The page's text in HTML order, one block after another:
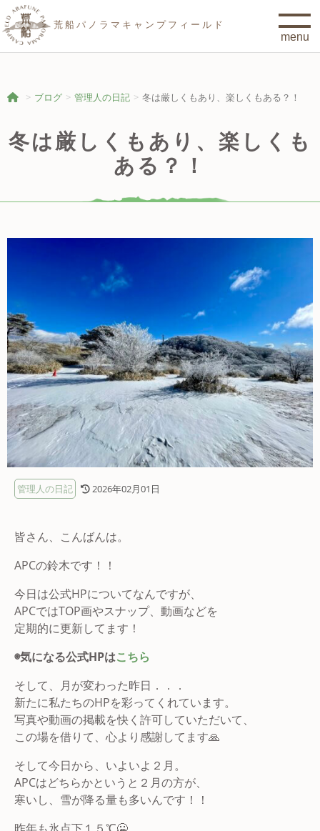
荒船パノラマキャンプフィールド
ブログ 管理人の日記 冬は厳しくもあり、楽しくもある？！
冬は厳しくもあり、楽しくも
ある？！
管理人の日記 2026年02月01日
皆さん、こんばんは。
APCの鈴木です！！
今日は公式HPについてなんですが、
APCではTOP画やスナップ、動画などを
定期的に更新してます！
◉気になる公式HPはこちら
そして、月が変わった昨日．．．
新たに私たちのHPを彩ってくれています。
写真や動画の掲載を快く許可していただいて、
この場を借りて、心より感謝してます🙏
そして今日から、いよいよ２月。
APCはどちらかというと２月の方が、
寒いし、雪が降る量も多いんです！！